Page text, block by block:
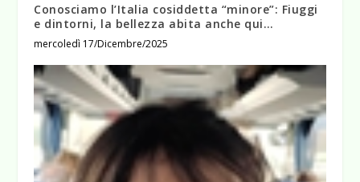
Conosciamo l’Italia cosiddetta “minore”: Fiuggi
e dintorni, la bellezza abita anche qui…
mercoledì 17/Dicembre/2025